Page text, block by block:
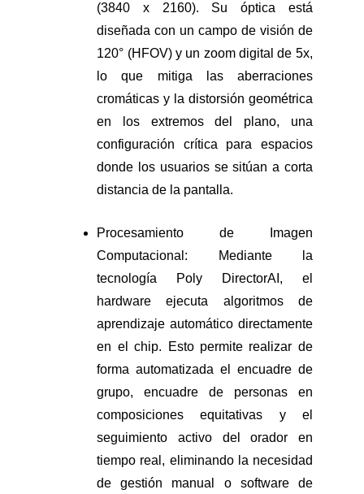
(3840 x 2160). Su óptica está
diseñada con un campo de visión de
120° (HFOV) y un zoom digital de 5x,
lo que mitiga las aberraciones
cromáticas y la distorsión geométrica
en los extremos del plano, una
configuración crítica para espacios
donde los usuarios se sitúan a corta
distancia de la pantalla.
Procesamiento de Imagen
Computacional: Mediante la
tecnología Poly DirectorAI, el
hardware ejecuta algoritmos de
aprendizaje automático directamente
en el chip. Esto permite realizar de
forma automatizada el encuadre de
grupo, encuadre de personas en
composiciones equitativas y el
seguimiento activo del orador en
tiempo real, eliminando la necesidad
de gestión manual o software de